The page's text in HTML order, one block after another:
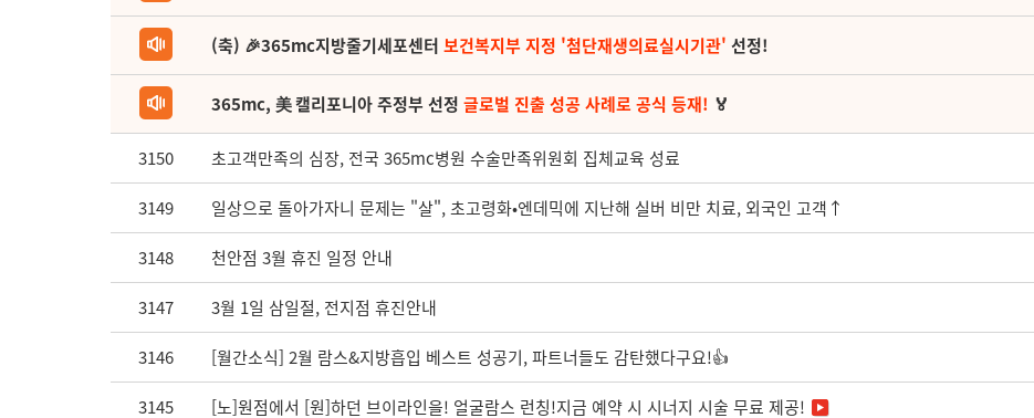
(축) 🎉365mc지방줄기세포센터 보건복지부 지정 '첨단재생의료실시기관' 선정!
365mc, 美 캘리포니아 주정부 선정 글로벌 진출 성공 사례로 공식 등재! 🏅
3150 초고객만족의 심장, 전국 365mc병원 수술만족위원회 집체교육 성료
3149 일상으로 돌아가자니 문제는 "살", 초고령화•엔데믹에 지난해 실버 비만 치료, 외국인 고객↑
3148 천안점 3월 휴진 일정 안내
3147 3월 1일 삼일절, 전지점 휴진안내
3146 [월간소식] 2월 람스&지방흡입 베스트 성공기, 파트너들도 감탄했다구요!👍
3145 [노]원점에서 [원]하던 브이라인을! 얼굴람스 런칭!지금 예약 시 시너지 시술 무료 제공!